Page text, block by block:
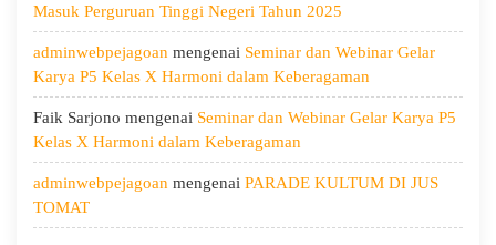
Menumbuhkan
Kepedulian
Masuk Perguruan Tinggi Negeri Tahun 2025
adminwebpejagoan mengenai Seminar dan Webinar Gelar
Karya P5 Kelas X Harmoni dalam Keberagaman
Faik Sarjono mengenai Seminar dan Webinar Gelar Karya P5
Kelas X Harmoni dalam Keberagaman
adminwebpejagoan mengenai PARADE KULTUM DI JUS
TOMAT